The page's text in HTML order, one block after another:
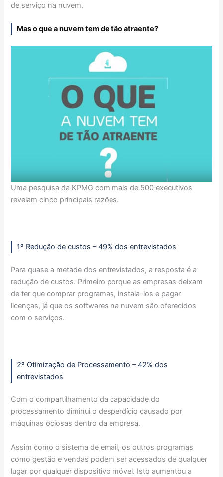
de serviço na nuvem.
Mas o que a nuvem tem de tão atraente?
Uma pesquisa da KPMG com mais de 500 executivos
revelam cinco principais razões.
1º Redução de custos – 49% dos entrevistados
Para quase a metade dos entrevistados, a resposta é a
redução de custos. Primeiro porque as empresas deixam
de ter que comprar programas, instala-los e pagar
licenças, já que os softwares na nuvem são oferecidos
com o serviços.
2º Otimização de Processamento – 42% dos
entrevistados
Com o compartilhamento da capacidade do
processamento diminui o desperdício causado por
máquinas ociosas dentro da empresa.
Assim como o sistema de email, os outros programas
como gestão e vendas podem ser acessados de qualquer
lugar por qualquer dispositivo móvel. Isto aumentou a